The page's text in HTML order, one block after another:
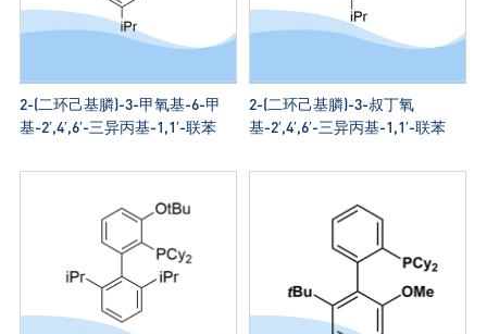
2-(二环己基膦)-3-甲氧基-6-甲
基-2′,4′,6′-三异丙基-1,1′-联苯
2-(二环己基膦)-3-叔丁氧
基-2′,4′,6′-三异丙基-1,1′-联苯